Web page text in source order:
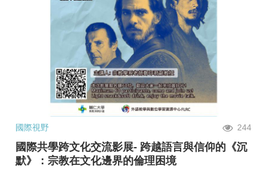
國際視野 244
國際共學跨文化交流影展- 跨越語言與信仰的《沉
默》：宗教在文化邊界的倫理困境